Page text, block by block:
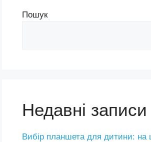
Пошук
Недавні записи
Вибір планшета для дитини: на